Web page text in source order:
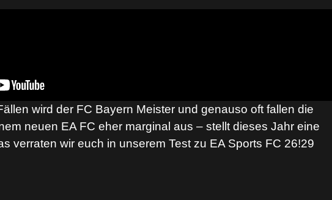
wird der FC Bayern Meister und genauso oft fallen die
neuen EA FC eher marginal aus – stellt dieses Jahr eine
verraten wir euch in unserem Test zu EA Sports FC 26!29